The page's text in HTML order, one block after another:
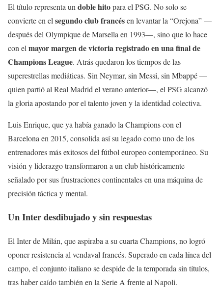
El título representa un doble hitopara el PSG. No solo se
convierte en el segundo club francésen levantar la “Orejona” —
después del Olympique de Marsella en 1993—, sino que lo hace
con el mayor margen de victoria registrado en una final de
Champions League. Atrás quedaron los tiempos de las
superestrellas mediáticas. Sin Neymar, sin Messi, sin Mbappé —
quien partió al Real Madrid el verano anterior—, el PSG alcanzó
la gloria apostando por el talento joven y la identidad colectiva.
Luis Enrique, que ya había ganado la Champions con el
Barcelona en 2015, consolida así su legado como uno de los
entrenadores más exitosos del fútbol europeo contemporáneo. Su
visión y liderazgo transformaron a un club históricamente
señalado por sus frustraciones continentales en una máquina de
precisión táctica y mental.
Un Inter desdibujado y sin respuestas
El Inter de Milán, que aspiraba a su cuarta Champions, no logró
oponer resistencia al vendaval francés. Superado en cada línea del
campo, el conjunto italiano se despide de la temporada sin títulos,
tras haber caído también en la Serie A frente al Napoli.